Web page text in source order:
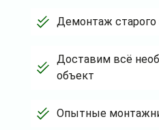
Демонтаж старого
Доставим всё
объект
Опытные